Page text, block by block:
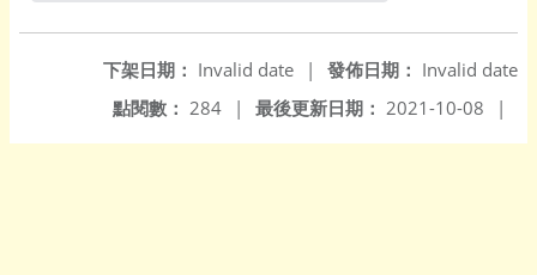
發佈日期： Invalid date
下架日期： Invalid date
|
最後更新日期： 2021-10-08 |
點閱數： 284 |